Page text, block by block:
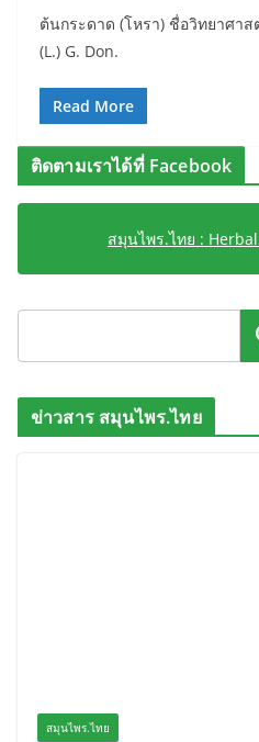
ต้นกระดาด (โหรา) ชื่อวิทยาศา
(L.) G. Don.
Read More
ติดตามเราได้ที่ Facebook
สมุนไพร.ไทย :
ข่าวสาร สมุนไพร.ไทย
สมุนไพร.ไทย